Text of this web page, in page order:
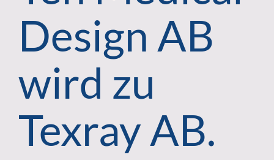
Design AB
wird zu
Texray AB.